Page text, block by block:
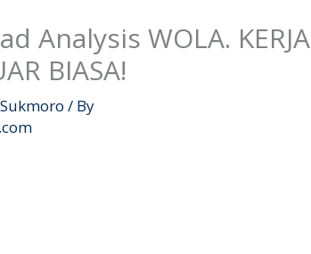
Analysis WOLA. KERJA
BIASA!
/ By